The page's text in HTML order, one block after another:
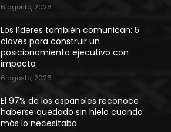
6 agosto, 2026
Los líderes también comunican: 5
claves para construir un
posicionamiento ejecutivo con
impacto
6 agosto, 2026
El 97% de los españoles reconoce
haberse quedado sin hielo cuando
más lo necesitaba